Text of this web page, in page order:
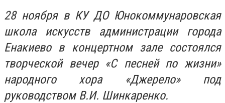
28 ноября в КУ ДО Юнокоммунаровская
школа искусств администрации города
Енакиево в концертном зале состоялся
творческой вечер «С песней по жизни»
народного хора «Джерело» под
руководством В.И. Шинкаренко.